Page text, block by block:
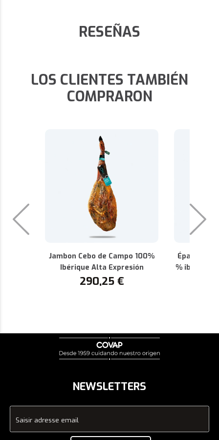
RESEÑAS
LOS CLIENTES TAMBIÉN
COMPRARON
Jambon Cebo de Campo 100%
Ibérique Alta Expresión
290,25 €
Épaule de
% ibérique
NEWSLETTERS
Saisir adresse email